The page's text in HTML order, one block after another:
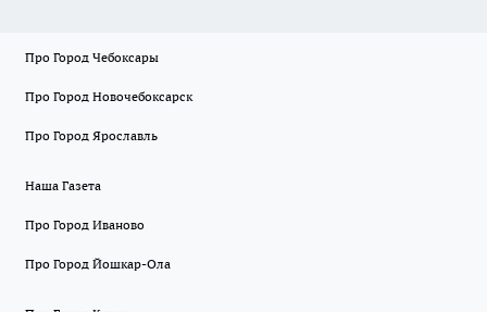
Про Город Чебоксары
Про Город Новочебоксарск
Про Город Ярославль
Наша Газета
Про Город Иваново
Про Город Йошкар-Ола